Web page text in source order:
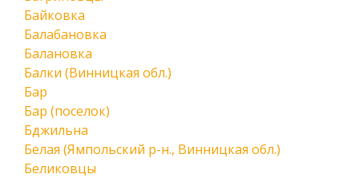
Байковка
Балабановка
Балановка
Балки (Винницкая обл.)
Бар
Бар (поселок)
Бджильна
Белая (Ямпольский р-н., Винницкая обл.)
Беликовцы